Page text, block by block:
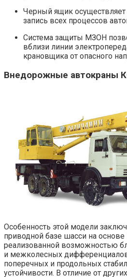
Черный ящик
запись всех процессов
Система защиты МЗОН
вблизи линии
крановщика от опасного
Внедорожные автокраны
Особенность этой модели
приводной базе шасси на
реализованной возможностью
и межколесных
поперечных и продольных
устойчивости. В отличие от